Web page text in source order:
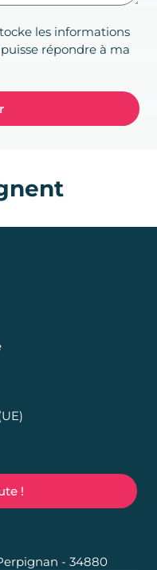
les informations
répondre à ma
!
- 34880